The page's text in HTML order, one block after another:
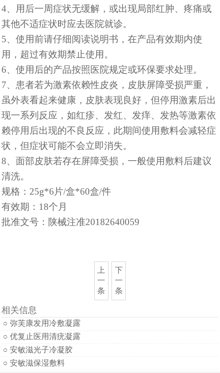
4、用后一周症状无缓解，或出现局部红肿、疼痛或
其他不适症状时应去医院就诊。
5、使用前请仔细阅读说明书，在产品有效期内使
用，超过有效期禁止使用。
6、使用后的产品按照医院规定或环保要求处理。
7、患者若为激素依赖性皮炎，皮肤屏障受损严重，
虽外表看起来健康，皮肤表现良好，但停用激素后出
现一系列反应，如红疹、发红、发痒、发热等激素依
赖停用后出现的不良反应，此期间使用敷料会减轻症
状，但症状可能不会立即消失。
8、面部皮肤若存在屏障受损，一般使用敷料后建议
清洗。
规格： 25g*6片/盒*60盒/件
有效期： 18个月
批准文号：陕械注准20182640059
上
一
条
下
一
条
相关信息
○ 弥芙康发用冷敷凝露
○ 优复止医用清疣凝露
○ 安敏滋光子冷凝胶
○ 安敏滋保湿敷料